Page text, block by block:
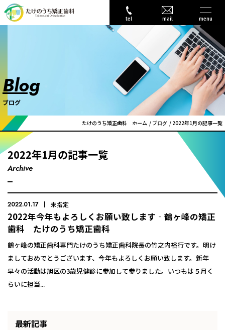
tel mail menu
Blog
ブログ
たけのうち矯正歯科 ホーム ブログ 2022年1月の記事一覧
2022年1月の記事一覧
Archive
2022.01.17 未指定
2022年今年もよろしくお願い致します‐鶴ヶ峰の矯正
歯科 たけのうち矯正歯科
鶴ヶ峰の矯正歯科専門たけのうち矯正歯科院長の竹之内裕行です。明け
ましておめでとうございます、今年もよろしくお願い致します。新年
早々の活動は旭区の3歳児健診に参加して参りました。いつもは５月く
らいに担当...
最新記事